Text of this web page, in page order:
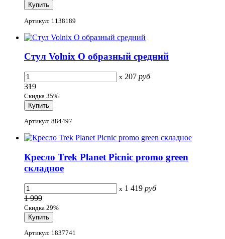
Артикул: 1138189
Стул Volnix О образный средний
x 207 руб
319
Скидка 35%
Артикул: 884497
Кресло Trek Planet Picnic promo green
складное
x 1 419 руб
1 999
Скидка 29%
Артикул: 1837741